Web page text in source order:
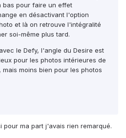
bas pour faire un effet
en désactivant l'option
et là on retrouve l'intégralité
soi-même plus tard.
le Defy, l'angle du Desire est
pour les photos intérieures de
moins bien pour les photos
pour ma part j'avais rien remarqué.